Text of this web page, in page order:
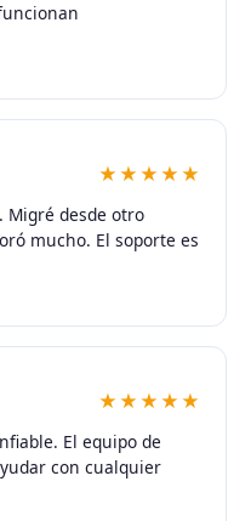
★★★★★
Migré desde otro
mucho. El soporte es
★★★★★
El equipo de
con cualquier